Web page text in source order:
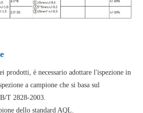
prodotti, è necessario adottare l'ispezione in
a campione che si basa sul
T 2828-2003.
dello standard AQL.